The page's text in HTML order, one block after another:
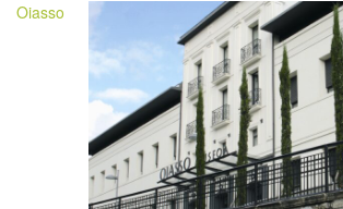
Oiasso